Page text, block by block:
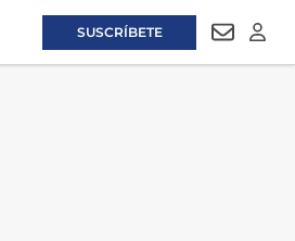
SUSCRÍBETE